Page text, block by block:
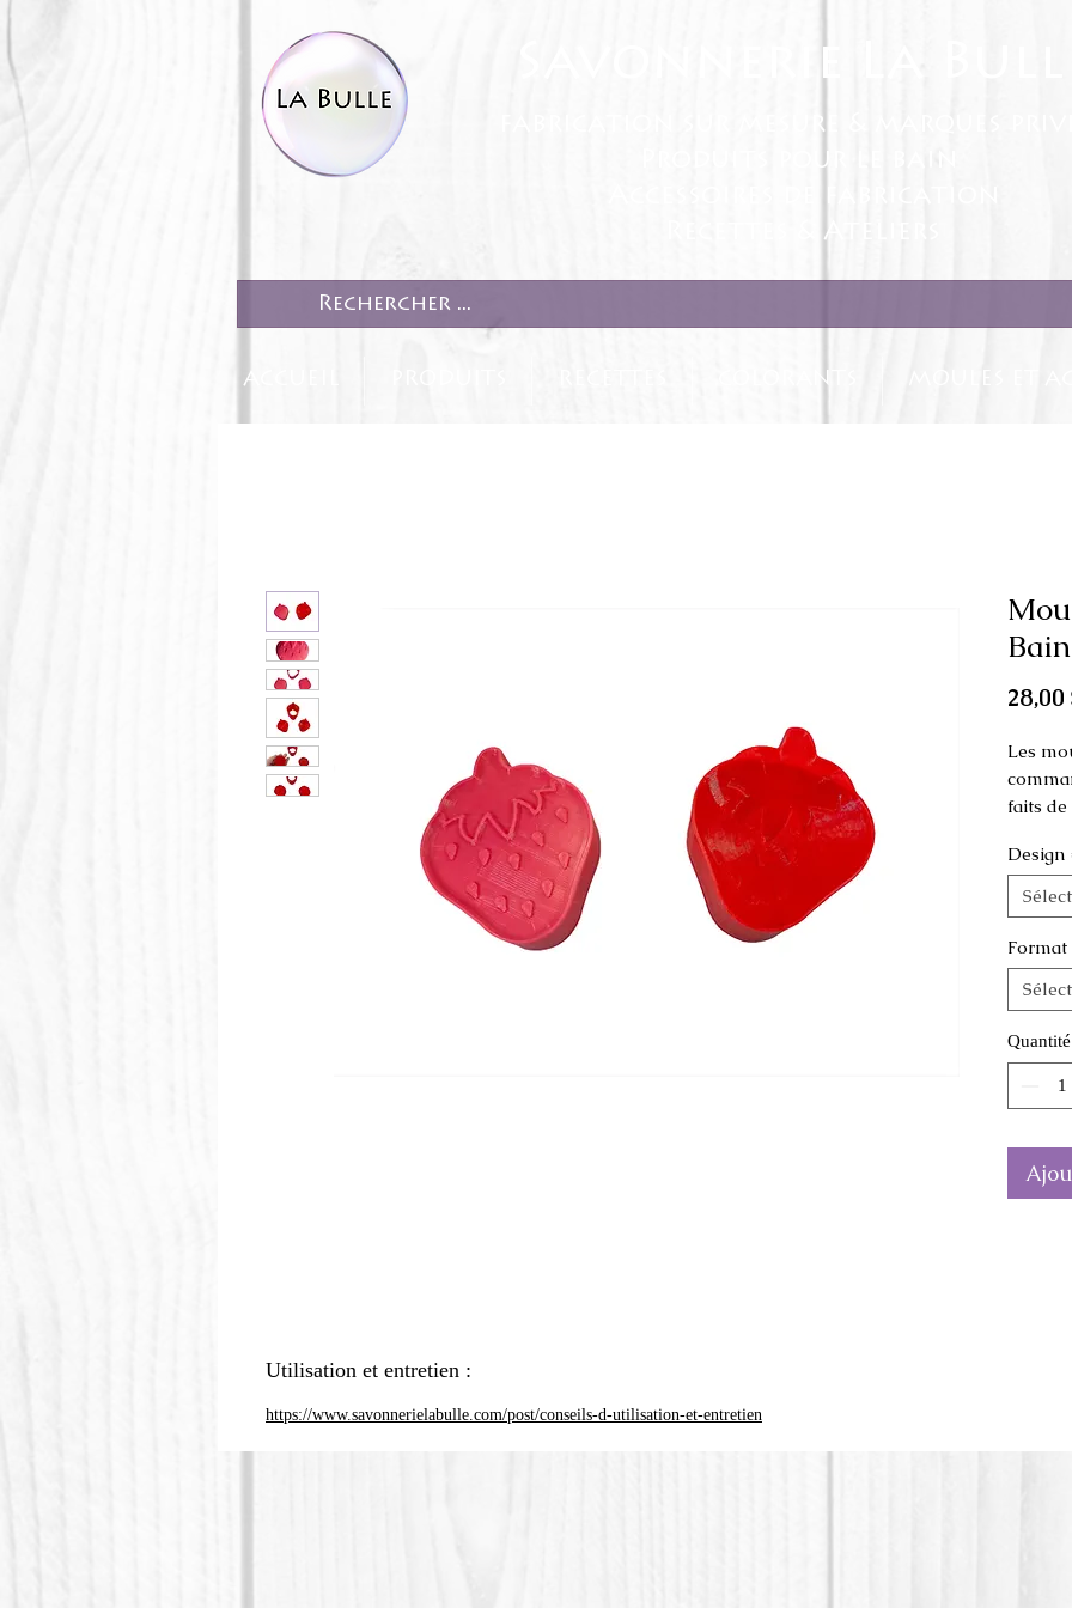
Savonnerie La Bulle
fabrication sur mesure & marques
Produits pour le bain
Recettes & Ateliers
ACCUEIL COLORANTS
28,00
Les
faits
Ce
Fraise
de
3.5 cm
Fraise
La
Design
Format
Quantité
Utilisation et entretien :
https://www.savonnerielabulle.com/post/conseils-d-utilisation-et-entretien